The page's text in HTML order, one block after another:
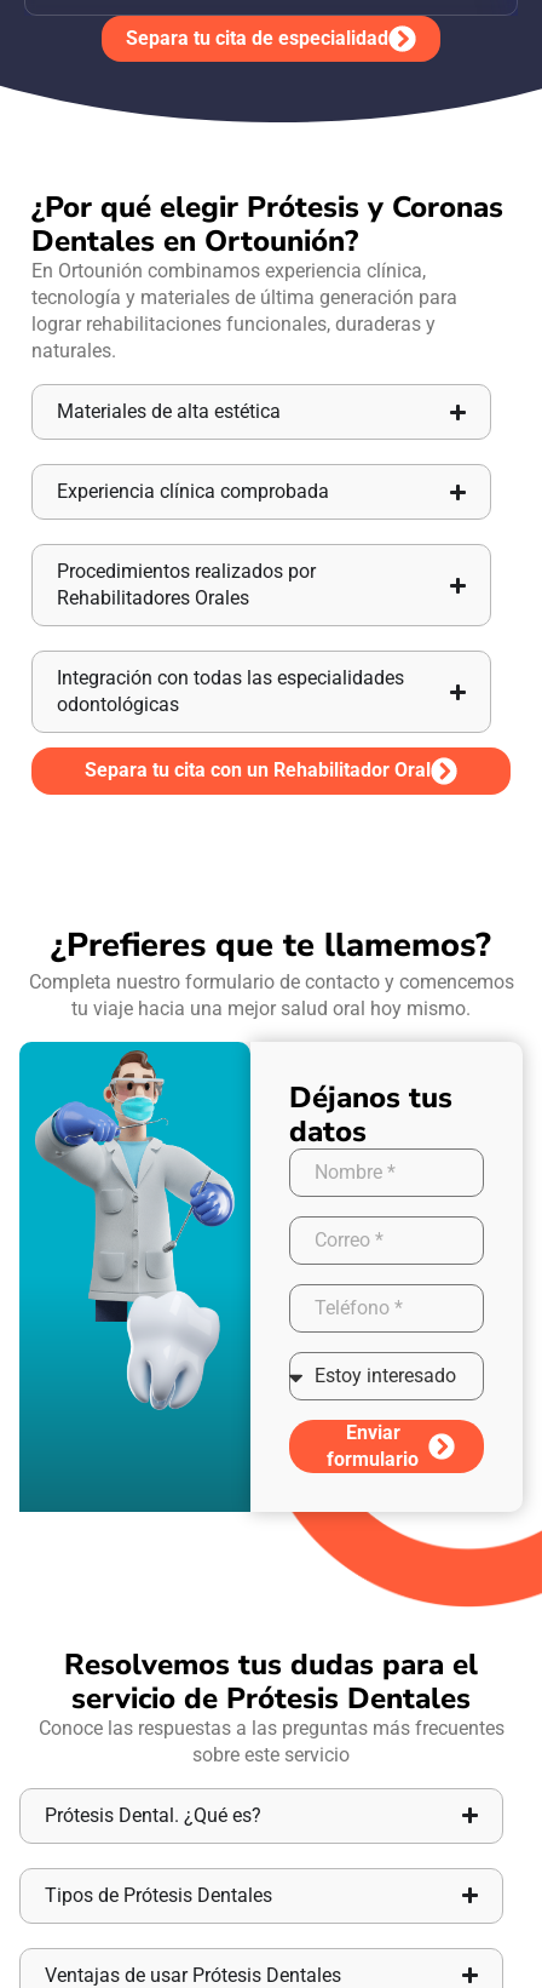
Separa tu cita de especialidad
¿Por qué elegir Prótesis y Coronas
Dentales en Ortounión?
En Ortounión combinamos experiencia clínica,
tecnología y materiales de última generación para
lograr rehabilitaciones funcionales, duraderas y
naturales.
Materiales de alta estética
Experiencia clínica comprobada
Procedimientos realizados por
Rehabilitadores Orales
Integración con todas las especialidades
odontológicas
Resultados personalizados y duraderos
Separa tu cita con un Rehabilitador Oral
¿Prefieres que te llamemos?
Completa nuestro formulario de contacto y comencemos
tu viaje hacia una mejor salud oral hoy mismo.
Déjanos tus
datos
Enviar
formulario
Resolvemos tus dudas para el
servicio de Prótesis Dentales
Conoce las respuestas a las preguntas más frecuentes
sobre este servicio
Prótesis Dental. ¿Qué es?
Tipos de Prótesis Dentales
Ventajas de usar Prótesis Dentales